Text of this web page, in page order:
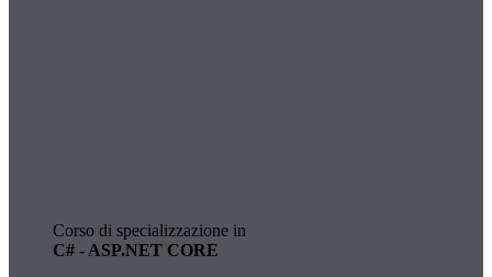
Corso di specializzazione in
C# - ASP.NET CORE